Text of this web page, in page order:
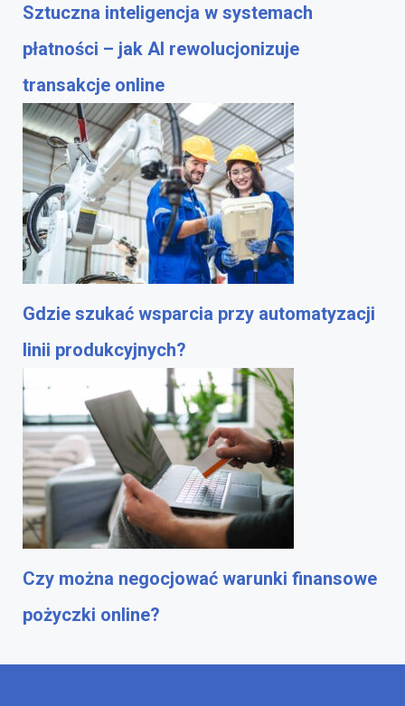
Sztuczna inteligencja w systemach
płatności – jak AI rewolucjonizuje
transakcje online
Gdzie szukać wsparcia przy automatyzacji
linii produkcyjnych?
Czy można negocjować warunki finansowe
pożyczki online?